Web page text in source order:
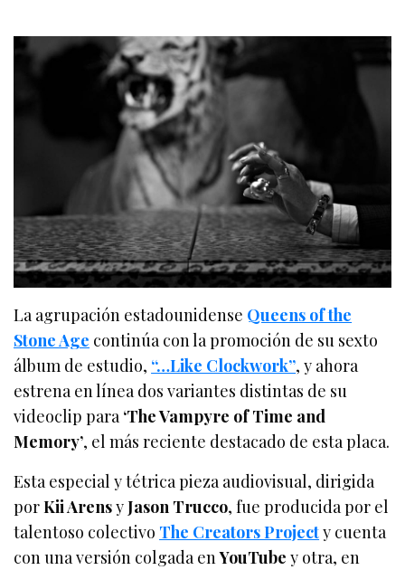
La agrupación estadounidense Queens of the
Stone Age continúa con la promoción de su sexto
álbum de estudio, “…Like Clockwork”, y ahora
estrena en línea dos variantes distintas de su
videoclip para‘The Vampyre of Time and
Memory’, el más reciente destacado de esta placa.
Esta especial y tétrica pieza audiovisual, dirigida
porKii ArensyJason Trucco, fue producida por el
talentoso colectivo The Creators Projecty cuenta
con una versión colgada enYouTube y otra, en